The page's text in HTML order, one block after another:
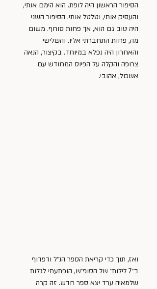
הסיפור הראשון היה לופת. הוא הימם אותי,
והעסיק אותי, וטלטל אותי. הסיפור השני
היה טוב גם הוא, אך פחות סוחף. משום
מה, פחות התחברתי אליו. והשלישי
והאחרון היה נפלא במיוחד. בקיצור, הנאה
צרופה והקלה על הפיוס המחודש עם
אשכול, אהובי.
ואז, תוך כדי קריאת הספר הנ״ל ודפדוף
ב״7 לילות״ של הסופ״ש, הופתעתי לגלות
שלמאיה ערד יצא ספר חדש. זה קרה